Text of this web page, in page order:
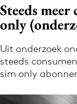
Volg het
Steeds
only
Uit onderzoek
steeds
sim only